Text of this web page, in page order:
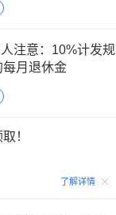
注意：10%计发规
月退休金
！
了解详情